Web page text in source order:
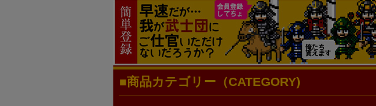
商品カテゴリー（CATEGORY)